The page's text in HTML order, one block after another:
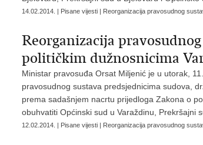
14.02.2014. | Pisane vijesti | Reorganizacija pravosudnog
Reorganizacija
političkim dužnosnicima
Ministar pravosuđa Orsat Miljenić je u utorak,
pravosudnog sustava predsjednicima sudova,
prema sadašnjem nacrtu prijedloga Zakona o
obuhvatiti Općinski sud u Varaždinu, Prekršajni
12.02.2014. | Pisane vijesti | Reorganizacija pravosudnog